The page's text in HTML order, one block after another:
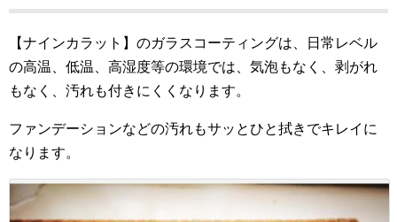
【ナインカラット】のガラスコーティングは、日常レベル
の高温、低温、高湿度等の環境では、気泡もなく、剥がれ
もなく、汚れも付きにくくなります。
ファンデーションなどの汚れもサッとひと拭きでキレイに
なります。